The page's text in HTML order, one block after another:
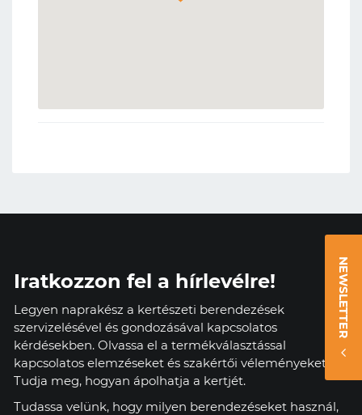
NEWSLETTER
Iratkozzon fel a hírlevélre!
Legyen naprakész a kertészeti berendezések
szervizelésével és gondozásával kapcsolatos
kérdésekben. Olvassa el a termékválasztással
kapcsolatos elemzéseket és szakértői véleményeket.
Tudja meg, hogyan ápolhatja a kertjét.
Tudassa velünk, hogy milyen berendezéseket használ,